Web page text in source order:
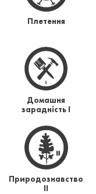
Плетення
Домашня
зарадність І
Природознавство
ІІ